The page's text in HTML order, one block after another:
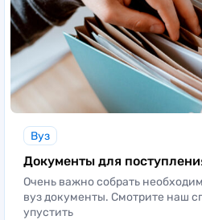
Техносферная и
Факультет управления
ПГУПС
Железнодорожные станции
Логистика и коммерческая
Русский и иностранные
Управление
Вуз
Документы для
Очень важно собрать
вуз документы. Смотрите наш
упустить